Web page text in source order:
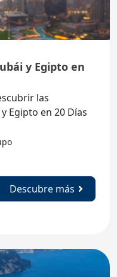
y Egipto en
las
Egipto en 20 Días
Descubre más